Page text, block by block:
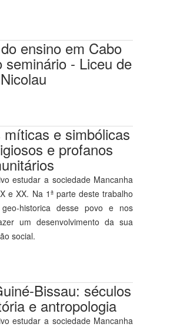
ensino em Cabo
seminário - Liceu de
e simbólicas
e profanos
estudar a sociedade Mancanha
e XX. Na 1ª parte deste trabalho
historica desse povo e nos
um desenvolvimento da sua
social.
Bissau: séculos
e antropologia
estudar a sociedade Mancanha